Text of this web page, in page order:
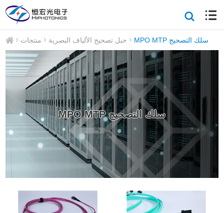
منتجات حبل تصحيح الألياف البصرية MPO MTP سلك التصحيح
MPO MTP سلك التصحيح